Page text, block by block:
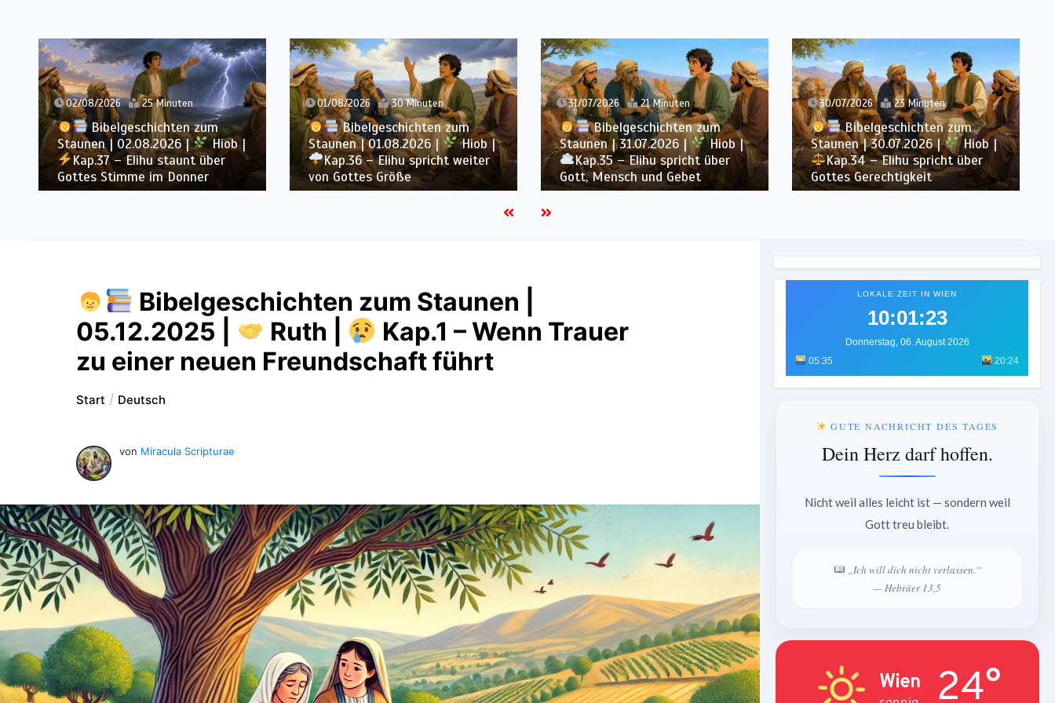
01/08/2026 30 Minuten
Bibelgeschichten zum
Staunen | 01.08.2026 |
Hiob |
Kap.36 – Elihu spricht weiter
von Gottes Größe
31/07/2026 21 Minuten
Bibelgeschichten zum
Staunen | 31.07.2026 |
Hiob |
Kap.35 – Elihu spricht über
Gott, Mensch und Gebet
30/07/2026 23 Minuten
Bibelgeschichten zum
Staunen | 30.07.2026 |
Hiob |
Kap.34 – Elihu spricht über
Gottes Gerechtigkeit
29/07/2026 23 Minuten
Bibelgeschichten zum
Staunen | 29.07.2026 |
Hiob |
Kap.33 – Elihu spricht Hiob
direkt an
Bibelgeschichten zum Staunen |
05.12.2025 |
Ruth |
Kap.1 – Wenn Trauer
zu einer neuen Freundschaft führt
Start Deutsch
von Miracula Scripturae
LOKALE ZEIT IN WIEN
10:01:25
Donnerstag, 06. August 2026
05:35
20:24
GUTE NACHRICHT DES TAGES
Dein Herz darf hoffen.
Nicht weil alles leicht ist — sondern weil
Gott treu bleibt.
„Ich will dich nicht verlassen.“
— Hebräer 13,5
Wien 24°